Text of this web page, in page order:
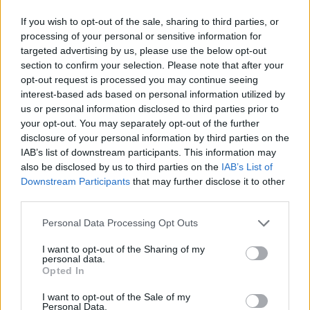
If you wish to opt-out of the sale, sharing to third parties, or
processing of your personal or sensitive information for
targeted advertising by us, please use the below opt-out
section to confirm your selection. Please note that after your
opt-out request is processed you may continue seeing
interest-based ads based on personal information utilized by
us or personal information disclosed to third parties prior to
your opt-out. You may separately opt-out of the further
disclosure of your personal information by third parties on the
IAB’s list of downstream participants. This information may
also be disclosed by us to third parties on the IAB’s List of
Downstream Participants that may further disclose it to other
Personal Data Processing Opt Outs
I want to opt-out of the Sharing of my
personal data.
Opted In
I want to opt-out of the Sale of my
Personal Data.
Από την πλευρά του, τορωσικό Υπουργείο
Άμυναςδήλωσε ότι «παρά την κήρυξη
επανδρωμένων αεροσκαφών και πυροβολικού
εναντίον των θέσεων των στρατευμάτων
μας»,χωρίς να αναφέρει τον ακριβή αριθμό.
Θύματα ανακοινώθηκαν και από τις δύο πλευρές.